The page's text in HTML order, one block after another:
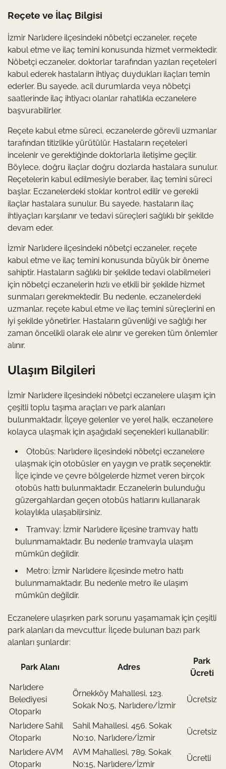
Reçete ve İlaç Bilgisi
İzmir Narlıdere ilçesindeki nöbetçi eczaneler, reçete
kabul etme ve ilaç temini konusunda hizmet vermektedir.
Nöbetçi eczaneler, doktorlar tarafından yazılan reçeteleri
kabul ederek hastaların ihtiyaç duydukları ilaçları temin
ederler. Bu sayede, acil durumlarda veya nöbetçi
saatlerinde ilaç ihtiyacı olanlar rahatlıkla eczanelere
başvurabilirler.
Reçete kabul etme süreci, eczanelerde görevli uzmanlar
tarafından titizlikle yürütülür. Hastaların reçeteleri
incelenir ve gerektiğinde doktorlarla iletişime geçilir.
Böylece, doğru ilaçlar doğru dozlarda hastalara sunulur.
Reçetelerin kabul edilmesiyle beraber, ilaç temini süreci
başlar. Eczanelerdeki stoklar kontrol edilir ve gerekli
ilaçlar hastalara sunulur. Bu sayede, hastaların ilaç
ihtiyaçları karşılanır ve tedavi süreçleri sağlıklı bir şekilde
devam eder.
İzmir Narlıdere ilçesindeki nöbetçi eczaneler, reçete
kabul etme ve ilaç temini konusunda büyük bir öneme
sahiptir. Hastaların sağlıklı bir şekilde tedavi olabilmeleri
için nöbetçi eczanelerin hızlı ve etkili bir şekilde hizmet
sunmaları gerekmektedir. Bu nedenle, eczanelerdeki
uzmanlar, reçete kabul etme ve ilaç temini süreçlerini en
iyi şekilde yönetirler. Hastaların güvenliği ve sağlığı her
zaman öncelikli olarak ele alınır ve gereken tüm önlemler
alınır.
Ulaşım Bilgileri
İzmir Narlıdere ilçesindeki nöbetçi eczanelere ulaşım için
çeşitli toplu taşıma araçları ve park alanları
bulunmaktadır. İlçeye gelenler ve yerel halk, eczanelere
kolayca ulaşmak için aşağıdaki seçenekleri kullanabilir:
Otobüs: Narlıdere ilçesindeki nöbetçi eczanelere
ulaşmak için otobüsler en yaygın ve pratik seçenektir.
İlçe içinde ve çevre bölgelerde hizmet veren birçok
otobüs hattı bulunmaktadır. Eczanelerin bulunduğu
güzergahlardan geçen otobüs hatlarını kullanarak
kolaylıkla ulaşabilirsiniz.
Tramvay: İzmir Narlıdere ilçesine tramvay hattı
bulunmamaktadır. Bu nedenle tramvayla ulaşım
mümkün değildir.
Metro: İzmir Narlıdere ilçesinde metro hattı
bulunmamaktadır. Bu nedenle metro ile ulaşım
mümkün değildir.
Eczanelere ulaşırken park sorunu yaşamamak için çeşitli
park alanları da mevcuttur. İlçede bulunan bazı park
alanları şunlardır:
Park Alanı Adres
Park
Ücreti
Narlıdere
Belediyesi
Otoparkı
Örnekköy Mahallesi, 123.
Sokak No:5, Narlıdere/İzmir
Ücretsiz
Narlıdere Sahil
Otoparkı
Sahil Mahallesi, 456. Sokak
No:10, Narlıdere/İzmir
Ücretsiz
Narlıdere AVM
Otoparkı
AVM Mahallesi, 789. Sokak
No:15, Narlıdere/İzmir
Ücretli